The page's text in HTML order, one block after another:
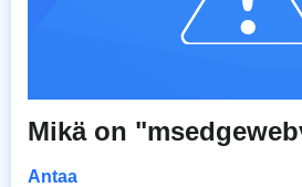
Mikä on
Antaa